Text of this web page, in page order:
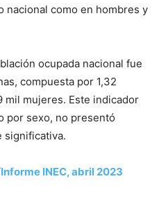
nacional como en hombres y
ocupada nacional fue
compuesta por 1,32
mil mujeres. Este indicador
por sexo, no presentó
significativa.
Informe INEC, abril 2023